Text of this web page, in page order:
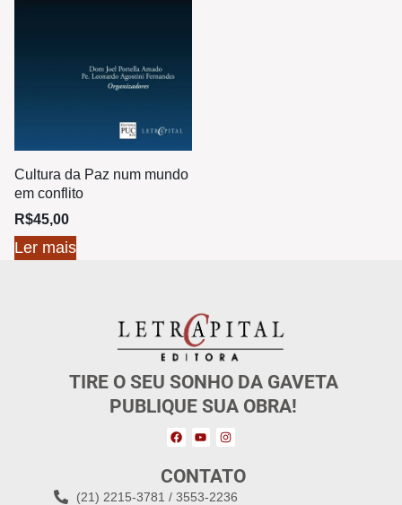
Cultura da Paz num mundo
em conflito
R$45,00
Ler mais
TIRE O SEU SONHO DA GAVETA
PUBLIQUE SUA OBRA!
CONTATO
(21) 2215-3781 / 3553-2236